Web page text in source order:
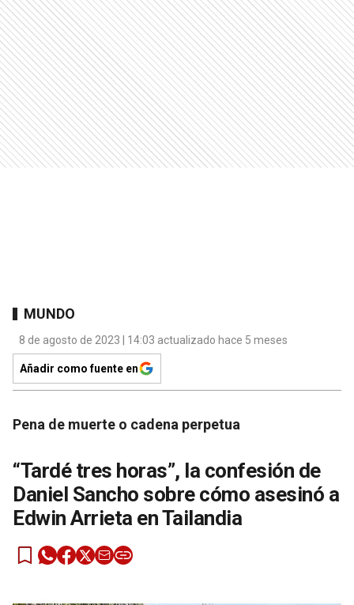
MUNDO
8 de agosto de 2023 | 14:03 actualizado hace 5 meses
Añadir como fuente en
Pena de muerte o cadena perpetua
“Tardé tres horas”, la confesión de
Daniel Sancho sobre cómo asesinó a
Edwin Arrieta en Tailandia